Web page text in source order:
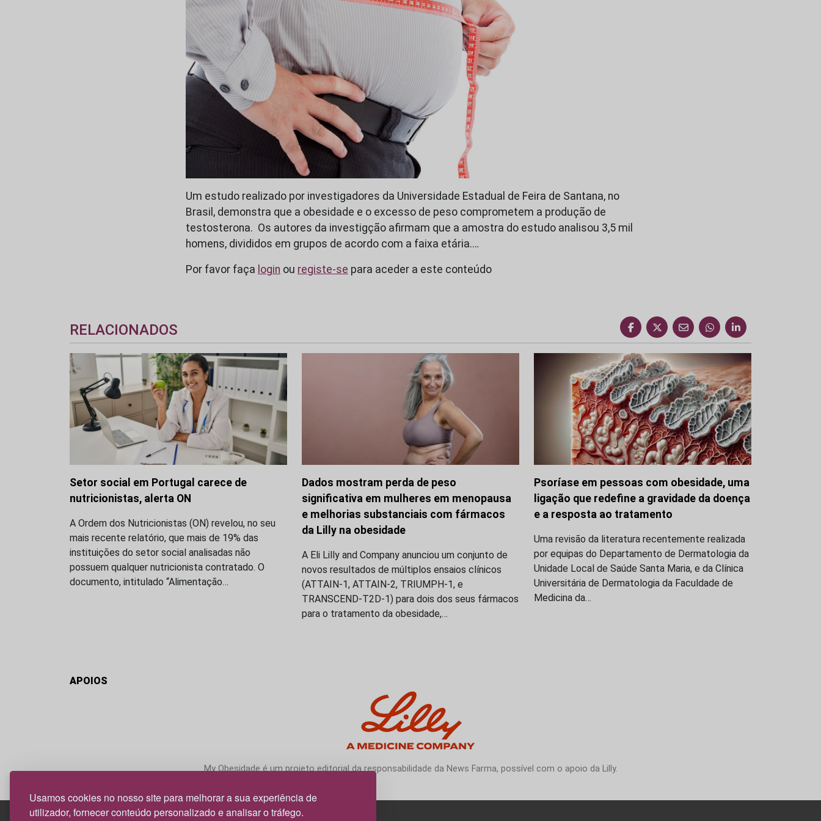
Usamos cookies no nosso site para melhorar a sua experiência de
utilizador, fornecer conteúdo personalizado e analisar o tráfego.
Um estudo realizado por investigadores da Universidade Estadual de Feira de Santana, no
Brasil, demonstra que a obesidade e o excesso de peso comprometem a produção de
testosterona. Os autores da investigção afirmam que a amostra do estudo analisou 3,5 mil
homens, divididos em grupos de acordo com a faixa etária.…
Por favor faça login ou registe-se para aceder a este conteúdo
RELACIONADOS
Setor social em Portugal carece de
nutricionistas, alerta ON
A Ordem dos Nutricionistas (ON) revelou, no seu
mais recente relatório, que mais de 19% das
instituições do setor social analisadas não
possuem qualquer nutricionista contratado. O
documento, intitulado “Alimentação…
Dados mostram perda de peso
significativa em mulheres em menopausa
e melhorias substanciais com fármacos
da Lilly na obesidade
A Eli Lilly and Company anunciou um conjunto de
novos resultados de múltiplos ensaios clínicos
(ATTAIN-1, ATTAIN-2, TRIUMPH-1, e
TRANSCEND-T2D-1) para dois dos seus fármacos
para o tratamento da obesidade,…
Psoríase em pessoas com obesidade, uma
ligação que redefine a gravidade da doença
e a resposta ao tratamento
Uma revisão da literatura recentemente realizada
por equipas do Departamento de Dermatologia da
Unidade Local de Saúde Santa Maria, e da Clínica
Universitária de Dermatologia da Faculdade de
Medicina da…
APOIOS
My Obesidade é um projeto editorial da responsabilidade da News Farma, possível com o apoio da Lilly.